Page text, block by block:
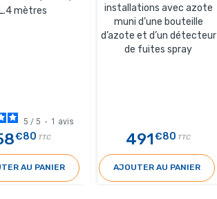
L.4 mètres
5 / 5 - 1 avis
€80 TTC
AU PANIER
installations avec azote
muni d’une bouteille
d’azote et d’un détecteur
de fuites spray
491€80 TTC
AJOUTER AU PANIER